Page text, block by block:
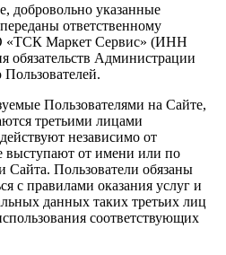
добровольно указанные
ответственному
«ТСК Маркет Сервис» (ИНН
обязательств Администрации
Пользователями на Сайте,
третьими лицами
независимо от
от имени или по
Пользователи обязаны
с правилами оказания услуг и
данных таких третьих лиц
соответствующих